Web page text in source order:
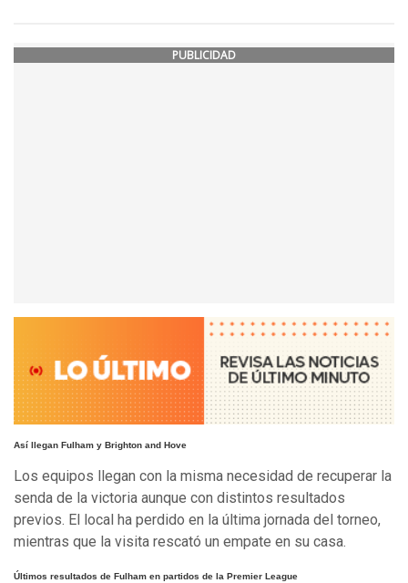
PUBLICIDAD
Así llegan Fulham y Brighton and Hove
Los equipos llegan con la misma necesidad de recuperar la
senda de la victoria aunque con distintos resultados
previos. El local ha perdido en la última jornada del torneo,
mientras que la visita rescató un empate en su casa.
Últimos resultados de Fulham en partidos de la Premier League